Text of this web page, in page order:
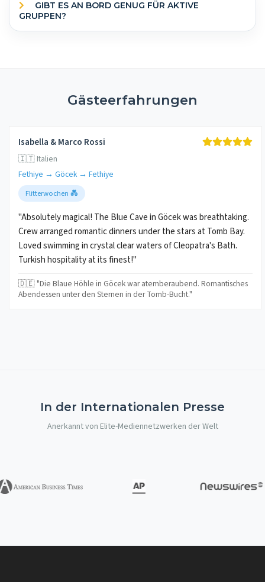
GRUPPEN?
Gästeerfahrungen
Isabella & Marco Rossi
🇮🇹 Italien
Fethiye → Göcek → Fethiye
Flitterwochen 💑
"Absolutely magical! The Blue Cave in Göcek was breathtaking.
Crew arranged romantic dinners under the stars at Tomb Bay.
Loved swimming in crystal clear waters of Cleopatra's Bath.
Turkish hospitality at its finest!"
🇩🇪 "Die Blaue Höhle in Göcek war atemberaubend. Romantisches
Abendessen unter den Sternen in der Tomb-Bucht."
In der Internationalen Presse
Anerkannt von Elite-Mediennetzwerken der Welt